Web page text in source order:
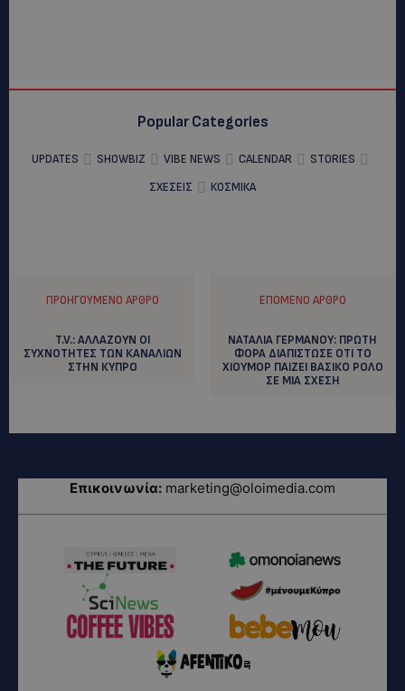
Popular Categories
UPDATES SHOWBIZ VIBE NEWS CALENDAR
STORIES
ΣΧΕΣΕΙΣ
ΚΟΣΜΙΚΑ
ΠΡΟΗΓΟΎΜΕΝΟ ΆΡΘΡΟ
T.V.: AΛΛΑΖΟΥΝ ΟΙ
ΣΥΧΝΟΤΗΤΕΣ ΤΩΝ ΚΑΝΑΛΙΩΝ
ΣΤΗΝ ΚΥΠΡΟ
ΕΠΌΜΕΝΟ ΆΡΘΡΟ
NATAΛΙΑ ΓΕΡΜΑΝΟΥ: ΠΡΩΤΗ
ΦΟΡΑ ΔΙΑΠΙΣΤΩΣΕ ΟΤΙ ΤΟ
ΧΙΟΥΜΟΡ ΠΑΙΖΕΙ ΒΑΣΙΚΟ ΡΟΛΟ
ΣΕ ΜΙΑ ΣΧΕΣΗ
Επικοινωνία: marketing@oloimedia.com